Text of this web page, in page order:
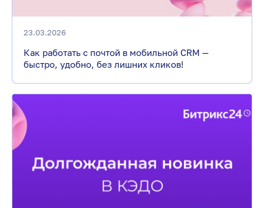
23.03.2026
Как работать с почтой в мобильной CRM —
быстро, удобно, без лишних кликов!